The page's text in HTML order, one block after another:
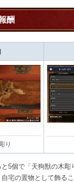
酬
り
5個で「天狗獣の木
宅の置物として飾る